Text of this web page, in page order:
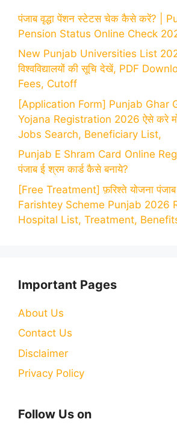
पंजाब वृद्धा पेंशन स्टेटस चेक कैसे करें? |
Pension Status Online Check
New Punjab Universities List
विश्वविद्यालयों की सूचि देखें, PDF
Fees, Cutoff
[Application Form] Punjab Ghar
Yojana Registration 2026 ऐसे करे
Jobs Search, Beneficiary List,
Punjab E Shram Card Online
पंजाब ई श्रम कार्ड कैसे बनाये?
[Free Treatment] फ़रिश्ते योजना
Farishtey Scheme Punjab 2026
Hospital List, Treatment,
Important Pages
About Us
Contact Us
Disclaimer
Privacy Policy
Follow Us on